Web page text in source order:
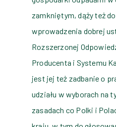
zamkniętym, dąży też
wprowadzenia dobrej
Rozszerzonej
Producenta i Systemu
jest jej też zadbanie o
udziału w wyborach na
zasadach co Polki i